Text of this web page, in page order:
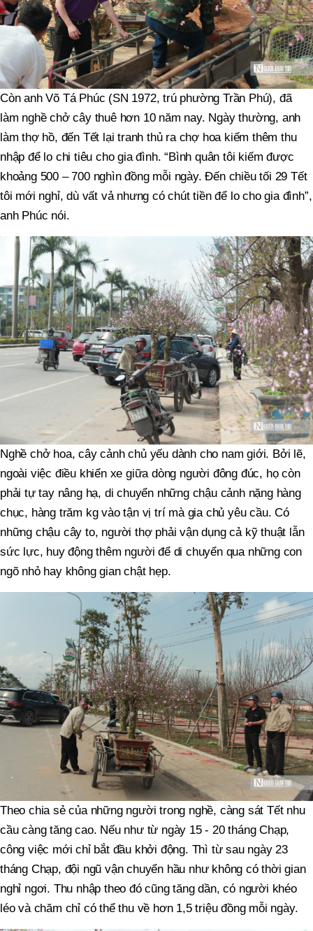
Còn anh Võ Tá Phúc (SN 1972, trú phường Trần Phú), đã
làm nghề chở cây thuê hơn 10 năm nay. Ngày thường, anh
làm thợ hồ, đến Tết lại tranh thủ ra chợ hoa kiếm thêm thu
nhập để lo chi tiêu cho gia đình. “Bình quân tôi kiếm được
khoảng 500 – 700 nghìn đồng mỗi ngày. Đến chiều tối 29 Tết
tôi mới nghỉ, dù vất vả nhưng có chút tiền để lo cho gia đình”,
anh Phúc nói.
Nghề chở hoa, cây cảnh chủ yếu dành cho nam giới. Bởi lẽ,
ngoài việc điều khiển xe giữa dòng người đông đúc, họ còn
phải tự tay nâng hạ, di chuyển những chậu cảnh nặng hàng
chục, hàng trăm kg vào tận vị trí mà gia chủ yêu cầu. Có
những chậu cây to, người thợ phải vận dụng cả kỹ thuật lẫn
sức lực, huy động thêm người để di chuyển qua những con
ngõ nhỏ hay không gian chật hẹp.
Theo chia sẻ của những người trong nghề, càng sát Tết nhu
cầu càng tăng cao. Nếu như từ ngày 15 - 20 tháng Chạp,
công việc mới chỉ bắt đầu khởi động. Thì từ sau ngày 23
tháng Chạp, đội ngũ vận chuyển hầu như không có thời gian
nghỉ ngơi. Thu nhập theo đó cũng tăng dần, có người khéo
léo và chăm chỉ có thể thu về hơn 1,5 triệu đồng mỗi ngày.